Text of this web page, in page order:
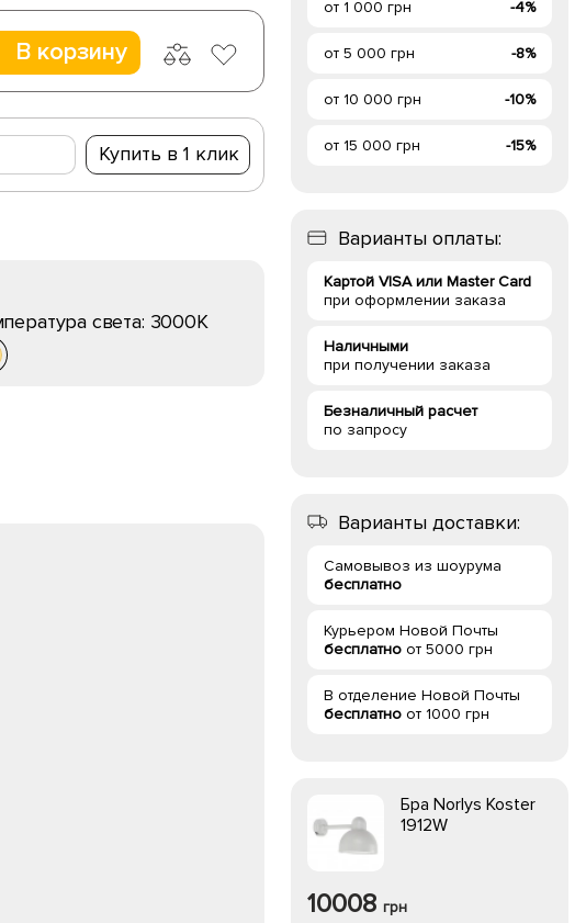
В корзину
Купить в 1 клик
света: 3000K
от 1 000 грн -4%
от 5 000 грн -8%
от 10 000 грн -10%
от 15 000 грн -15%
Варианты оплаты:
Картой VISA или Master Card
при оформлении заказа
Наличными
при получении заказа
Безналичный расчет
по запросу
Варианты доставки:
Самовывоз из шоурума
бесплатно
Курьером Новой Почты
бесплатно от 5000 грн
В отделение Новой Почты
бесплатно от 1000 грн
Бра Norlys Koster
1912W
10008 грн